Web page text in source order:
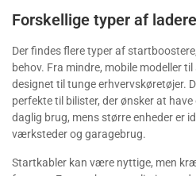
Forskellige typer af ladere
Der findes flere typer af
behov. Fra mindre, mobile modeller
designet til tunge erhvervskøretøjer.
perfekte til bilister, der ønsker at
daglig brug, mens større enheder er
værksteder og garagebrug.
Startkabler kan være nyttige, men